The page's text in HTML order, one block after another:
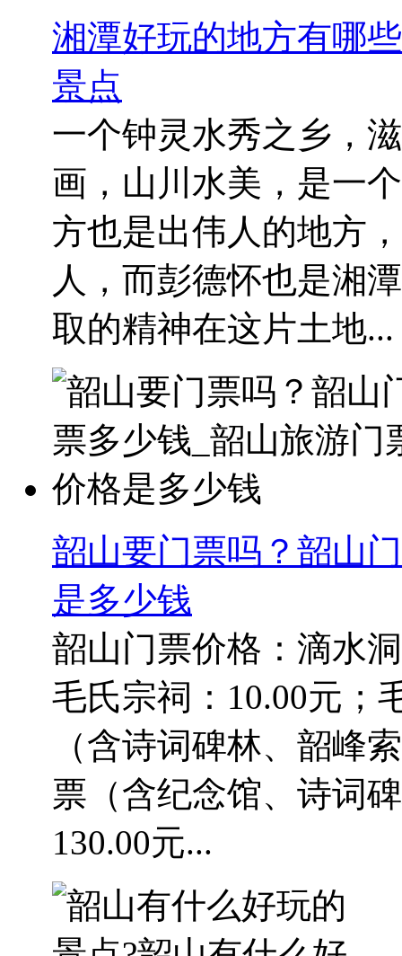
湘潭好玩的地方有哪
景点
一个钟灵水秀之乡，
画，山川水美，是一
方也是出伟人的地方
人，而彭德怀也是湘
取的精神在这片土地...
韶山要门票吗？韶山
是多少钱
韶山​门票价格：滴水
毛氏宗祠：10.00元；
（含诗词碑林、韶峰
票（含纪念馆、诗词
130.00元...